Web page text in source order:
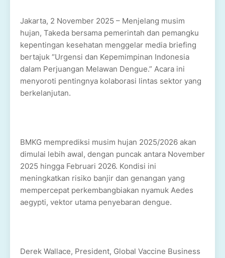
Jakarta, 2 November 2025 – Menjelang musim
hujan, Takeda bersama pemerintah dan pemangku
kepentingan kesehatan menggelar media briefing
bertajuk “Urgensi dan Kepemimpinan Indonesia
dalam Perjuangan Melawan Dengue.” Acara ini
menyoroti pentingnya kolaborasi lintas sektor yang
berkelanjutan.
BMKG memprediksi musim hujan 2025/2026 akan
dimulai lebih awal, dengan puncak antara November
2025 hingga Februari 2026. Kondisi ini
meningkatkan risiko banjir dan genangan yang
mempercepat perkembangbiakan nyamuk Aedes
aegypti, vektor utama penyebaran dengue.
Derek Wallace, President, Global Vaccine Business